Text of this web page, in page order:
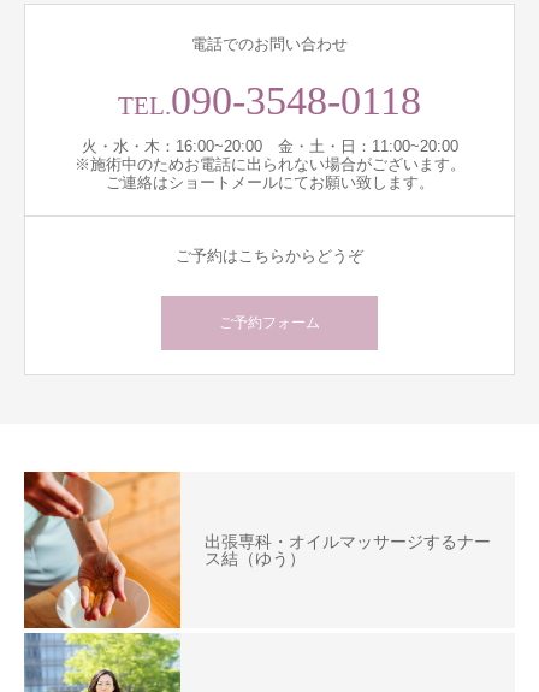
電話でのお問い合わせ
TEL.090-3548-0118
火・水・木：16:00~20:00 金・土・日：11:00~20:00
※施術中のためお電話に出られない場合がございます。
ご連絡はショートメールにてお願い致します。
ご予約はこちらからどうぞ
ご予約フォーム
出張専科・オイルマッサージするナー
ス結（ゆう）